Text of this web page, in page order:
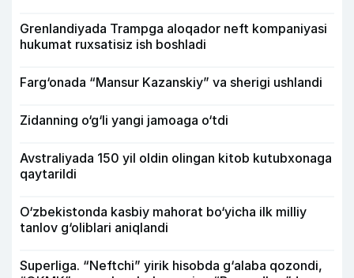
Grenlandiyada Trampga aloqador neft kompaniyasi
hukumat ruxsatisiz ish boshladi
Farg‘onada “Mansur Kazanskiy” va sherigi ushlandi
Zidanning o‘g‘li yangi jamoaga o‘tdi
Avstraliyada 150 yil oldin olingan kitob kutubxonaga
qaytarildi
O‘zbekistonda kasbiy mahorat bo‘yicha ilk milliy
tanlov g‘oliblari aniqlandi
Superliga. “Neftchi” yirik hisobda g‘alaba qozondi,